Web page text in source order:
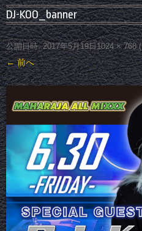
DJ-KOO_banner
公開日時: 2017年5月19日1024 × 768(
← 前へ